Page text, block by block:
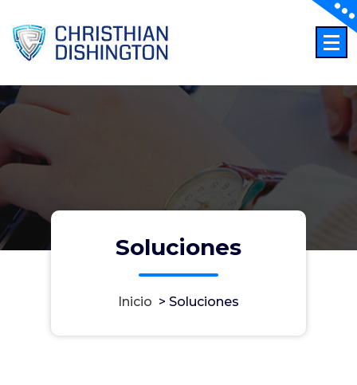
al
contenido
Soluciones
Inicio > Soluciones